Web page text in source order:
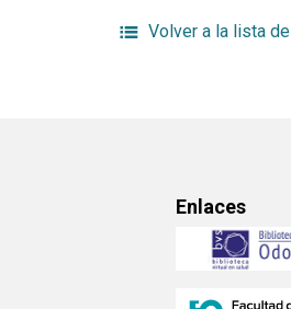
Volver a la lista
Enlaces